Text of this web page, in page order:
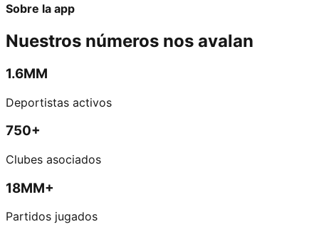
Sobre la app
Nuestros números nos avalan
1.6MM
Deportistas activos
750+
Clubes asociados
18MM+
Partidos jugados